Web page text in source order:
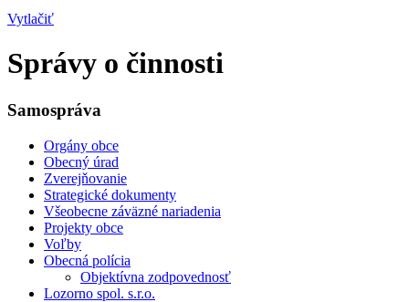
Vytlačiť
Správy o činnosti
Samospráva
Orgány obce
Obecný úrad
Zverejňovanie
Strategické dokumenty
Všeobecne záväzné nariadenia
Projekty obce
Voľby
Obecná polícia
Objektívna zodpovednosť
Lozorno spol. s.r.o.